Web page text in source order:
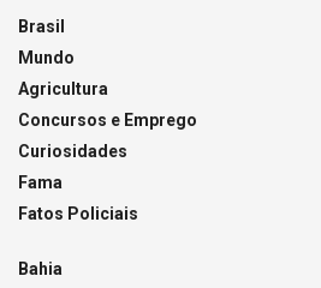
Brasil
Mundo
Agricultura
Concursos e Emprego
Curiosidades
Fama
Fatos Policiais
Bahia